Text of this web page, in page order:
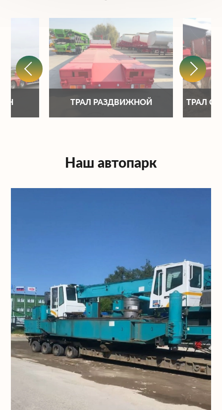
ТРАЛ РАЗДВИЖНОЙ ТРАЛ С
Наш автопарк